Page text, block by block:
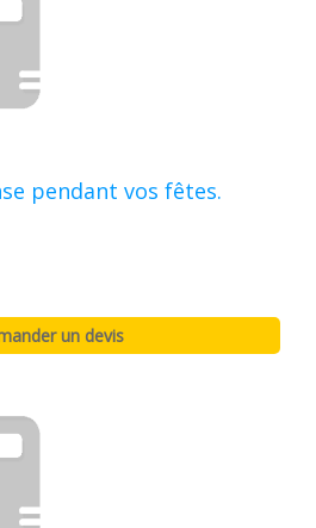
pendant vos fêtes.